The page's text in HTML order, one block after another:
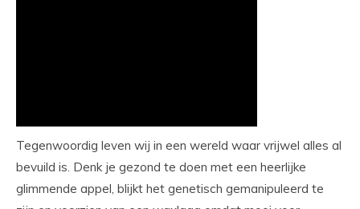
Tegenwoordig leven wij in een wereld waar vrijwel alles al
bevuild is. Denk je gezond te doen met een heerlijke
glimmende appel, blijkt het genetisch gemanipuleerd te